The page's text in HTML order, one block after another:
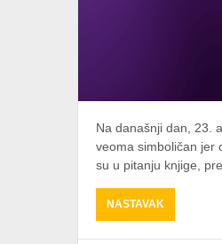
Na današnji dan, 23.
veoma simboličan jer
su u pitanju knjige,
NASTAVAK
KUPINDO
I